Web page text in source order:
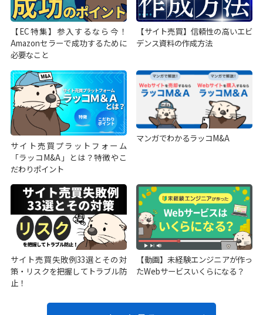
【EC特集】参入するなら今！
Amazonセラーで成功するために
必要なこと
【サイト売買】信頼性の高いエビ
デンス資料の作成方法
サイト売買プラットフォーム
「ラッコM&A」とは？特徴やこ
だわりポイント
マンガでわかるラッコM&A
サイト売買失敗例33選とその対
策・リスクを把握してトラブル防
止！
【動画】未経験エンジニアが作っ
たWebサービスいくらになる？